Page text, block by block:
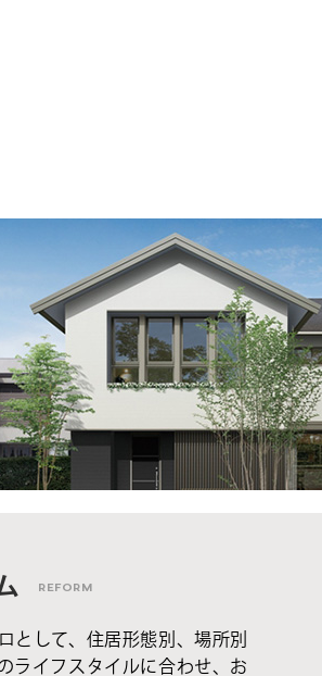
REFORM
として、住居形態別、場所別
ライフスタイルに合わせ、お